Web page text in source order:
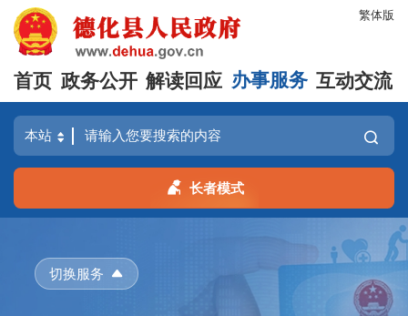
繁体版
首页 政务公开 解读回应 办事服务 互动交流
长者模式
切换服务